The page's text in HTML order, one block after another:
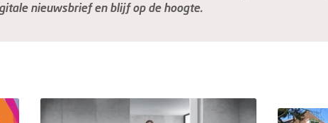
nieuwsbrief en blijf op de hoogte.